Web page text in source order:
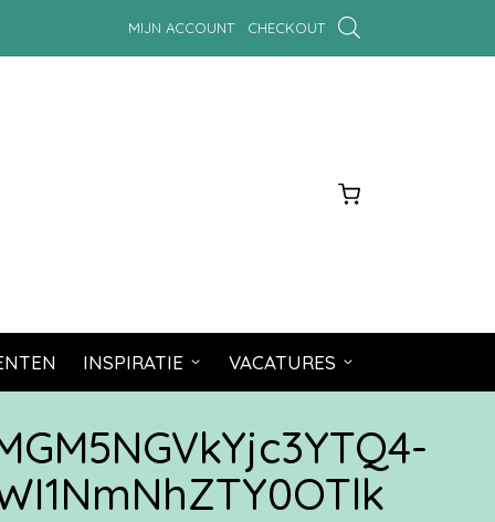
MIJN ACCOUNT CHECKOUT
INSPIRATIE VACATURES